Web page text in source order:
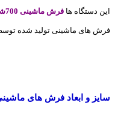
این دستگاه ها فرش ماشینی 700شانه طرح ترلان گردویی
فرش های ماشینی تولید شده
سایز و ابعاد فرش های